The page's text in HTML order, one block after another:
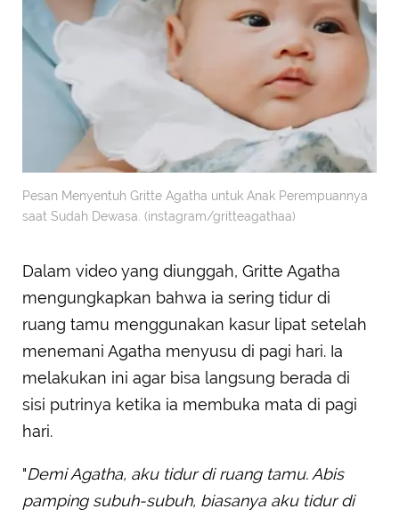
Pesan Menyentuh Gritte Agatha untuk Anak Perempuannya
saat Sudah Dewasa. (instagram/gritteagathaa)
Dalam video yang diunggah, Gritte Agatha
mengungkapkan bahwa ia sering tidur di
ruang tamu menggunakan kasur lipat setelah
menemani Agatha menyusu di pagi hari. Ia
melakukan ini agar bisa langsung berada di
sisi putrinya ketika ia membuka mata di pagi
hari.
"Demi Agatha, aku tidur di ruang tamu. Abis
pamping subuh-subuh, biasanya aku tidur di